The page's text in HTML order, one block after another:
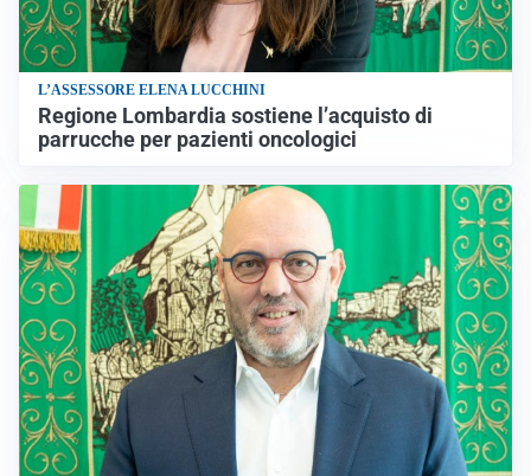
L’ASSESSORE ELENA LUCCHINI
Regione Lombardia sostiene l’acquisto di
parrucche per pazienti oncologici